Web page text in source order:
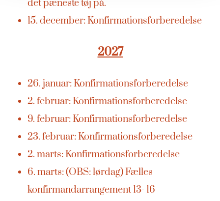
det pæneste tøj på.
15. december: Konfirmationsforberedelse
2027
26. januar: Konfirmationsforberedelse
2. februar: Konfirmationsforberedelse
9. februar: Konfirmationsforberedelse
23. februar: Konfirmationsforberedelse
2. marts: Konfirmationsforberedelse
6. marts: (OBS: lørdag) Fælles
konfirmandarrangement 13- 16